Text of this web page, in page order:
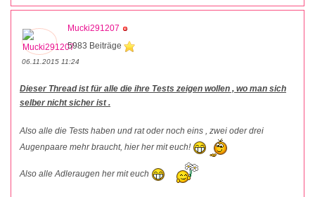
Mucki291207
5983 Beiträge
06.11.2015 11:24
Dieser Thread ist für alle die ihre Tests zeigen wollen , wo man sich
selber nicht sicher ist .
Also alle die Tests haben und rat oder noch eins , zwei oder drei
Augenpaare mehr braucht, hier her mit euch!
Also alle Adleraugen her mit euch